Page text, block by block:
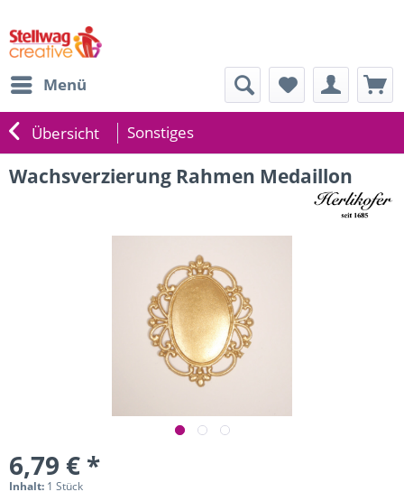
Menü
Übersicht Sonstiges
Wachsverzierung Rahmen Medaillon
6,79 € *
Inhalt: 1 Stück